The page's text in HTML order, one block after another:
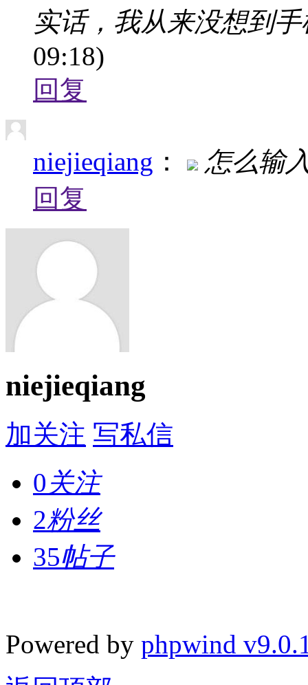
实话，我从来没想到
09:18)
回复
niejieqiang ：
怎么输
回复
niejieqiang
加关注 写私信
0关注
2粉丝
35帖子
Powered by phpwind